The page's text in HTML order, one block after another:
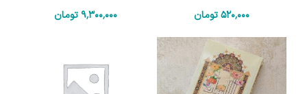
520٬000تومان
9٬300٬000 تومان